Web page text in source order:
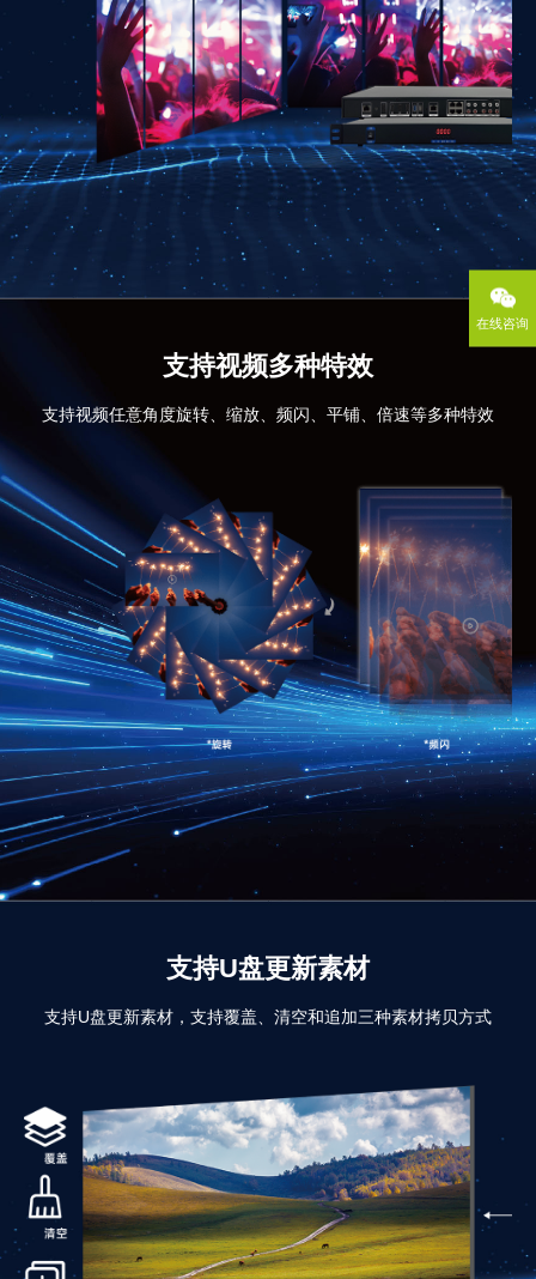
支持视频多种特效
支持视频任意角度旋转、缩放、频闪、平铺、倍速等多种特效
支持U盘更新素材
支持U盘更新素材，支持覆盖、清空和追加三种素材拷贝方式
在线咨询